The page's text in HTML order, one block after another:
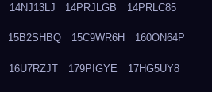
14NJ13LJ 14PRJLGB 14PRLC85
15B2SHBQ 15C9WR6H 160ON64P
16U7RZJT 179PIGYE 17HG5UY8